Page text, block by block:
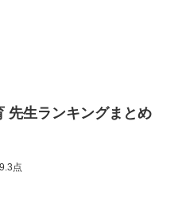
先生ランキングまとめ
点